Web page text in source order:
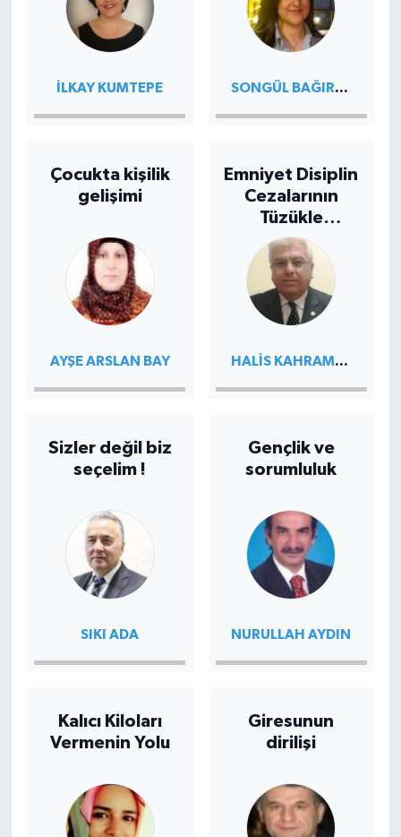
İLKAY KUMTEPE SONGÜL BAĞIRAN
Çocukta kişilik
gelişimi
AYŞE ARSLAN BAY
Emniyet Disiplin
Cezalarının
Tüzükle
Belirlenmesi !
HALIS KAHRAMAN
Sizler değil biz
seçelim !
SIKI ADA
Gençlik ve
sorumluluk
NURULLAH AYDIN
Kalıcı Kiloları
Vermenin Yolu
Giresunun
dirilişi